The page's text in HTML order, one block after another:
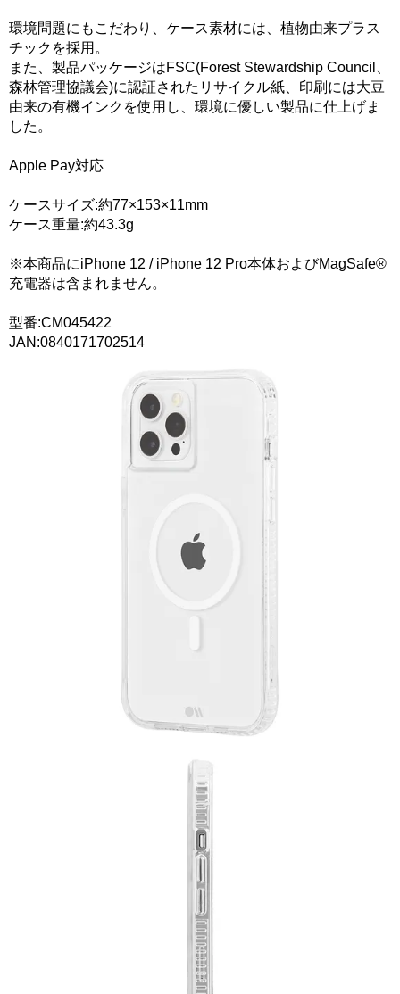
環境問題にもこだわり、ケース素材には、植物由来プラス
チックを採用。
また、製品パッケージはFSC(Forest Stewardship Council、
森林管理協議会)に認証されたリサイクル紙、印刷には大豆
由来の有機インクを使用し、環境に優しい製品に仕上げま
した。
Apple Pay対応
ケースサイズ:約77×153×11mm
ケース重量:約43.3g
※本商品にiPhone 12 / iPhone 12 Pro本体およびMagSafe®
充電器は含まれません。
型番:CM045422
JAN:0840171702514